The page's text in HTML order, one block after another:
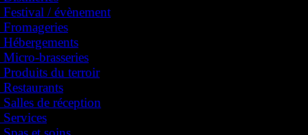
Festival / évènement
Fromageries
Hébergements
Micro-brasseries
Produits du terroir
Restaurants
Salles de réception
Services
Attractions
Autres
Boulangeries - Pâtisseries
Boutique
Cabanes à sucre
Café
Cidrerie
Distilleries
Festival / évènement
Fromageries
Hébergements